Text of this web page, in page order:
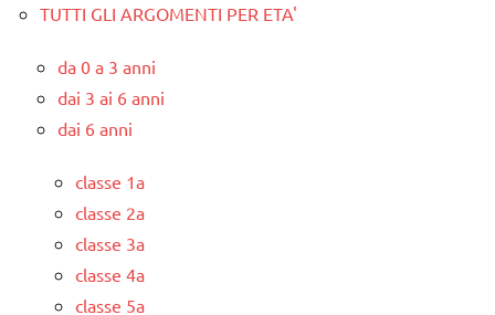
TUTTI GLI ARGOMENTI PER ETA'
da 0 a 3 anni
dai 3 ai 6 anni
dai 6 anni
classe 1a
classe 2a
classe 3a
classe 4a
classe 5a